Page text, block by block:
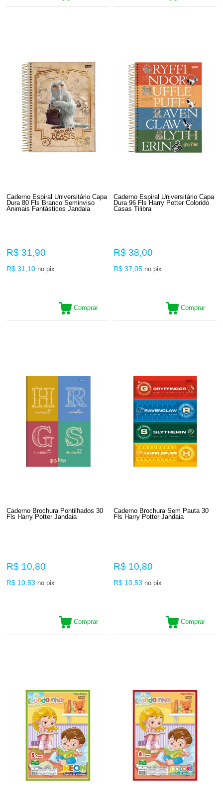
Caderno Espiral Universitário Capa
Dura 80 Fls Branco Seminviso
Animais Fantásticos Jandaia
R$ 31,90
R$ 31,10 no pix
Comprar
Caderno Espiral Universitário Capa
Dura 96 Fls Harry Potter Colorido
Casas Tilibra
R$ 38,00
R$ 37,05 no pix
Comprar
Caderno Brochura Pontilhados 30
Fls Harry Potter Jandaia
R$ 10,80
R$ 10,53 no pix
Comprar
Caderno Brochura Sem Pauta 30
Fls Harry Potter Jandaia
R$ 10,80
R$ 10,53 no pix
Comprar